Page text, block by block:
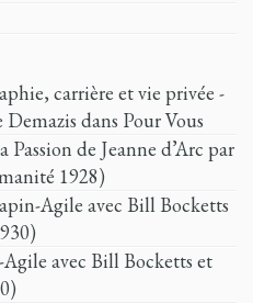
carrière et vie privée -
Demazis dans Pour Vous
Passion de Jeanne d’Arc par
1928)
Agile avec Bill Bocketts
avec Bill Bocketts et